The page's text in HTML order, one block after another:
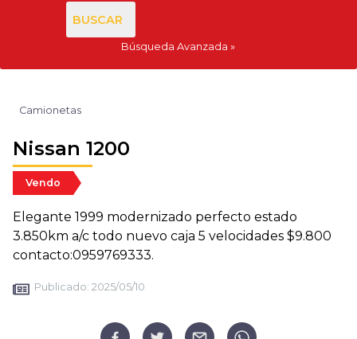
BUSCAR
Búsqueda Avanzada
Camionetas
Nissan 1200
Vendo
Elegante 1999 modernizado perfecto estado
3.850km a/c todo nuevo caja 5 velocidades $9.800
contacto:0959769333.
Publicado: 2025/05/10